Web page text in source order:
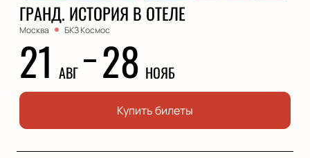
ГРАНД. ИСТОРИЯ В ОТЕЛЕ
Москва БКЗ Космос
21 АВГ 28 НОЯБ
Купить билеты